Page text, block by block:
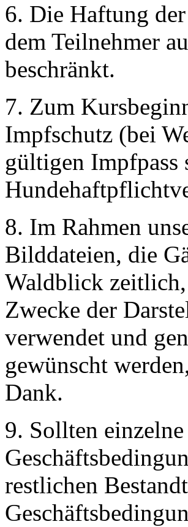
6. Die Haftung
dem Teilnehmer
beschränkt.
7. Zum
Impfschutz (bei
gültigen Impfpass
8. Im Rahmen
Bilddateien, die
Waldblick
Zwecke der
verwendet und
gewünscht
Dank.
9. Sollten
restlichen